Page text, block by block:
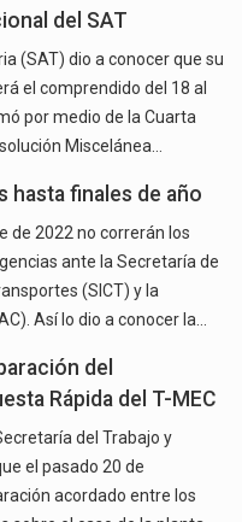
del SAT
(SAT) dio a conocer que su
el comprendido del 18 al
por medio de la Cuarta
Miscelánea…
hasta finales de año
de 2022 no correrán los
ante la Secretaría de
(SICT) y la
Así lo dio a conocer la…
del
Rápida del T-MEC
del Trabajo y
el pasado 20 de
acordado entre los